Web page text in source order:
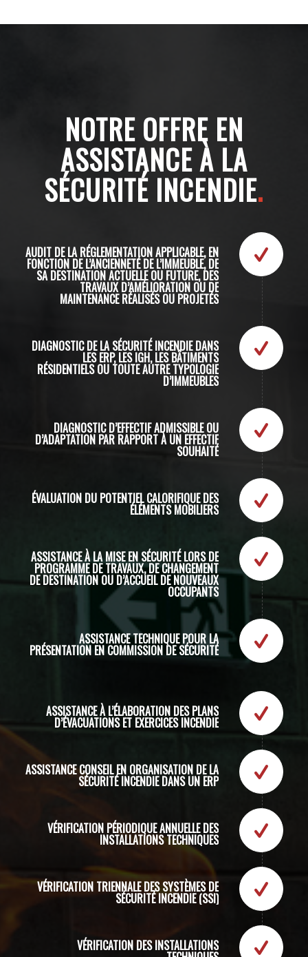
NOTRE OFFRE EN
ASSISTANCE À LA
SÉCURITÉ INCENDIE.
AUDIT DE LA RÉGLEMENTATION APPLICABLE, EN
FONCTION DE L’ANCIENNETÉ DE L’IMMEUBLE, DE
SA DESTINATION ACTUELLE OU FUTURE, DES
TRAVAUX D’AMÉLIORATION OU DE
MAINTENANCE RÉALISÉS OU PROJETÉS
DIAGNOSTIC DE LA SÉCURITÉ INCENDIE DANS
LES ERP, LES IGH, LES BÂTIMENTS
RÉSIDENTIELS OU TOUTE AUTRE TYPOLOGIE
D’IMMEUBLES
DIAGNOSTIC D’EFFECTIF ADMISSIBLE OU
D’ADAPTATION PAR RAPPORT À UN EFFECTIF
SOUHAITÉ
ÉVALUATION DU POTENTIEL CALORIFIQUE DES É
LÉMENTS MOBILIERS
ASSISTANCE À LA MISE EN SÉCURITÉ LORS DE
PROGRAMME DE TRAVAUX, DE CHANGEMENT
DE DESTINATION OU D’ACCUEIL DE NOUVEAUX
OCCUPANTS
ASSISTANCE TECHNIQUE POUR LA
PRÉSENTATION EN COMMISSION DE SÉCURITÉ
ASSISTANCE À L’ÉLABORATION DES PLANS
D’ÉVACUATIONS ET EXERCICES INCENDIE
ASSISTANCE CONSEIL EN ORGANISATION DE LA
SÉCURITÉ INCENDIE DANS UN ERP
VÉRIFICATION PÉRIODIQUE ANNUELLE DES
INSTALLATIONS TECHNIQUES
VÉRIFICATION TRIENNALE DES SYSTÈMES DE
SÉCURITÉ INCENDIE (SSI)
VÉRIFICATION DES INSTALLATIONS